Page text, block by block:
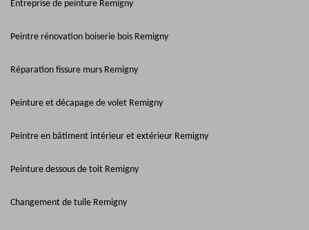
Entreprise de peinture Remigny
Peintre rénovation boiserie bois Remigny
Réparation fissure murs Remigny
Peinture et décapage de volet Remigny
Peintre en bâtiment intérieur et extérieur Remigny
Peinture dessous de toit Remigny
Changement de tuile Remigny